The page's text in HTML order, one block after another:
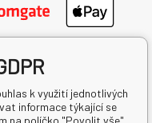
k využití jednotlivých
informace týkající se
na políčko "Povolit vše".